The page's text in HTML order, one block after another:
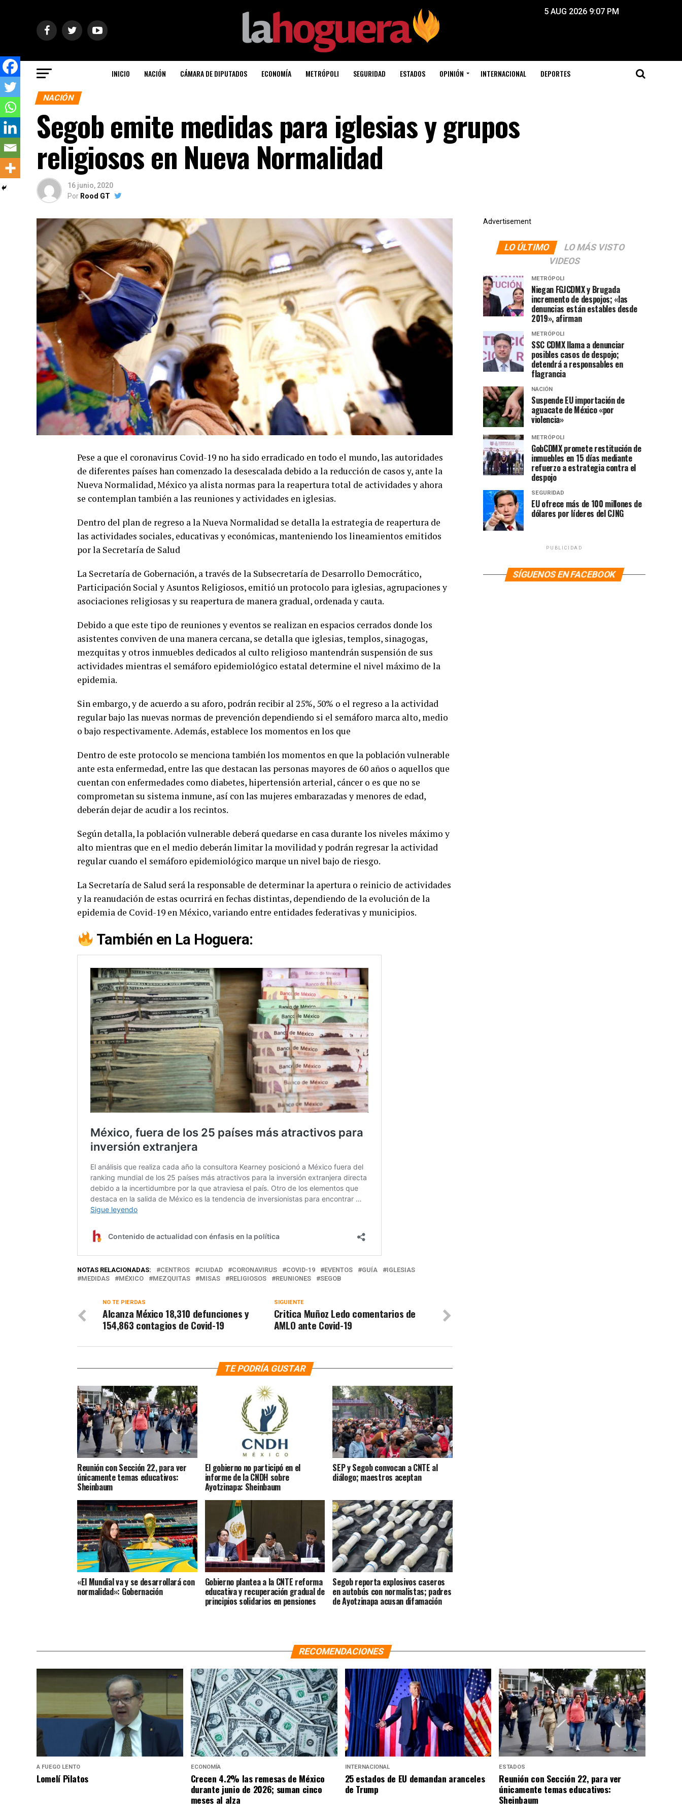
5 AUG 2026 9:07 PM
INICIO NACIÓN CÁMARA DE DIPUTADOS ECONOMÍA METRÓPOLI SEGURIDAD ESTADOS OPINIÓN INTERNACIONAL DEPORTES
NACIÓN
Segob emite medidas para iglesias y grupos
religiosos en Nueva Normalidad
16 junio, 2020
Por Rood GT
Pese a que el coronavirus Covid-19 no ha sido erradicado en todo el mundo, las autoridades
de diferentes países han comenzado la desescalada debido a la reducción de casos y, ante la
Nueva Normalidad, México ya alista normas para la reapertura total de actividades y ahora
se contemplan también a las reuniones y actividades en iglesias.
Dentro del plan de regreso a la Nueva Normalidad se detalla la estrategia de reapertura de
las actividades sociales, educativas y económicas, manteniendo los lineamientos emitidos
por la Secretaría de Salud
La Secretaría de Gobernación, a través de la Subsecretaría de Desarrollo Democrático,
Participación Social y Asuntos Religiosos, emitió un protocolo para iglesias, agrupaciones y
asociaciones religiosas y su reapertura de manera gradual, ordenada y cauta.
Debido a que este tipo de reuniones y eventos se realizan en espacios cerrados donde los
asistentes conviven de una manera cercana, se detalla que iglesias, templos, sinagogas,
mezquitas y otros inmuebles dedicados al culto religioso mantendrán suspensión de sus
actividades mientras el semáforo epidemiológico estatal determine el nivel máximo de la
epidemia.
Sin embargo, y de acuerdo a su aforo, podrán recibir al 25%, 50% o el regreso a la actividad
regular bajo las nuevas normas de prevención dependiendo si el semáforo marca alto, medio
o bajo respectivamente. Además, establece los momentos en los que
Dentro de este protocolo se menciona también los momentos en que la población vulnerable
ante esta enfermedad, entre las que destacan las personas mayores de 60 años o aquellos que
cuentan con enfermedades como diabetes, hipertensión arterial, cáncer o es que no se
comprometan su sistema inmune, así con las mujeres embarazadas y menores de edad,
deberán dejar de acudir a los recintos.
Según detalla, la población vulnerable deberá quedarse en casa durante los niveles máximo y
alto mientras que en el medio deberán limitar la movilidad y podrán regresar la actividad
regular cuando el semáforo epidemiológico marque un nivel bajo de riesgo.
La Secretaría de Salud será la responsable de determinar la apertura o reinicio de actividades
y la reanudación de estas ocurrirá en fechas distintas, dependiendo de la evolución de la
epidemia de Covid-19 en México, variando entre entidades federativas y municipios.
También en La Hoguera:
NOTAS RELACIONADAS: CENTROS CIUDAD CORONAVIRUS COVID-19 EVENTOS GUÍA
IGLESIAS
MEDIDAS
MÉXICO MEZQUITAS MISAS RELIGIOSOS REUNIONES SEGOB
SIGUIENTE
Critica Muñoz Ledo comentarios de
AMLO ante Covid-19
NO TE PIERDAS
Alcanza México 18,310 defunciones y
154,863 contagios de Covid-19
TE PODRÍA GUSTAR
Reunión con Sección 22, para ver
únicamente temas educativos:
Sheinbaum
El gobierno no participó en el
informe de la CNDH sobre
Ayotzinapa: Sheinbaum
SEP y Segob convocan a CNTE al
diálogo; maestros aceptan
«El Mundial va y se desarrollará con
normalidad»: Gobernación
Gobierno plantea a la CNTE reforma
educativa y recuperación gradual de
principios solidarios en pensiones
Segob reporta explosivos caseros
en autobús con normalistas; padres
de Ayotzinapa acusan difamación
Advertisement
LO ÚLTIMO
LO MÁS VISTO
VIDEOS
METRÓPOLI
Niegan FGJCDMX y Brugada
incremento de despojos; «las
denuncias están estables desde
2019», afirman
METRÓPOLI
SSC CDMX llama a denunciar
posibles casos de despojo;
detendrá a responsables en
flagrancia
NACIÓN
Suspende EU importación de
aguacate de México «por
violencia»
METRÓPOLI
GobCDMX promete restitución de
inmuebles en 15 días mediante
refuerzo a estrategia contra el
despojo
SEGURIDAD
EU ofrece más de 100 millones de
dólares por líderes del CJNG
PUBLICIDAD
SÍGUENOS EN FACEBOOK
RECOMENDACIONES
A FUEGO LENTO
Lomelí Pilatos
ECONOMÍA
Crecen 4.2% las remesas de México
durante junio de 2026; suman cinco
meses al alza
INTERNACIONAL
25 estados de EU demandan aranceles
de Trump
ESTADOS
Reunión con Sección 22, para ver
únicamente temas educativos:
Sheinbaum